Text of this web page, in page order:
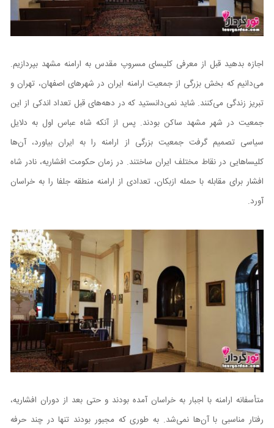
اجازه بدهید قبل از معرفی کلیسای مسروپ مقدس به ارامنه مشهد بپردازیم.
می‌دانیم که بخش بزرگی از جمعیت ارامنه ایران در شهر‌های اصفهان، تهران و
تبریز زندگی می‌کنند. شاید نمی‌دانستید که در دهه‌های قبل تعداد اندکی از این
جمعیت در شهر مشهد ساکن بودند. پس از آنکه شاه عباس اول به دلایل
سیاسی تصمیم گرفت جمعیت بزرگی از ارامنه را به ایران بیاورد، آن‌ها
کلیساهایی در نقاط مختلف ایران ساختند. در زمان حکومت افشاریه، نادر شاه
افشار برای مقابله با حمله ازبکان، تعدادی از ارامنه منطقه جلفا را به خراسان
آورد.
متأسفانه ارامنه با اجبار به خراسان آمده بودند و حتی بعد از دوران افشاریه،
رفتار مناسبی با آن‌ها نمی‌شد. به طوری که مجبور بودند تنها در چند حرفه